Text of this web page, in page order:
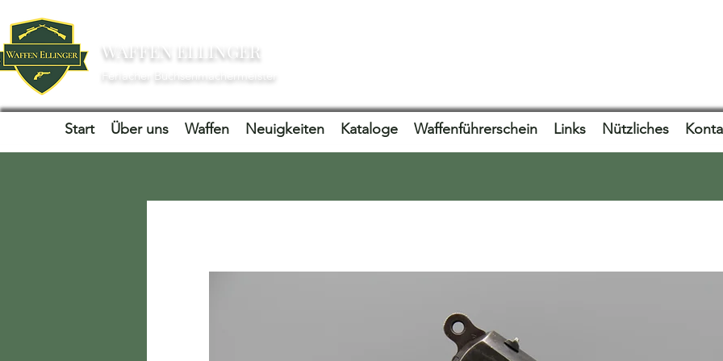
WAFFEN ELLINGER
Ferlacher Büchsenmachermeister
Start Über uns Waffen Neuigkeiten Kataloge Waffenführerschein Links Nützliches